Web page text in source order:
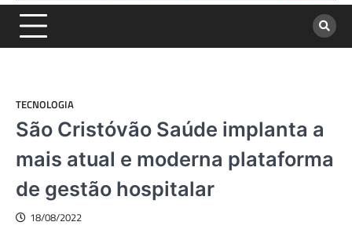
TECNOLOGIA
São Cristóvão Saúde implanta a
mais atual e moderna plataforma
de gestão hospitalar
18/08/2022